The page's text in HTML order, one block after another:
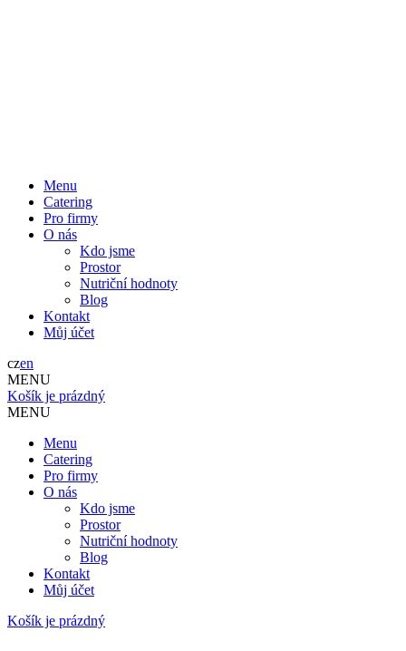
Menu
Catering
Pro firmy
O nás
Kdo jsme
Prostor
Nutriční hodnoty
Blog
Kontakt
Můj účet
czen
MENU
Košík je prázdný
MENU
Menu
Catering
Pro firmy
O nás
Kdo jsme
Prostor
Nutriční hodnoty
Blog
Kontakt
Můj účet
Košík je prázdný